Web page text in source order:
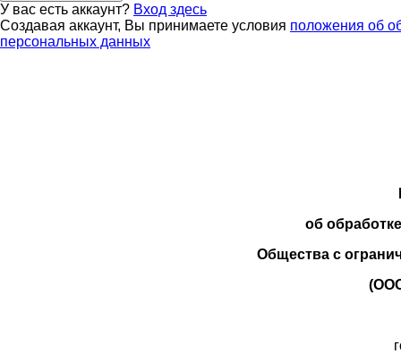
У вас есть аккаунт? Вход здесь
Создавая аккаунт, Вы принимаете условия положения об
персональных данных
об
Общества с